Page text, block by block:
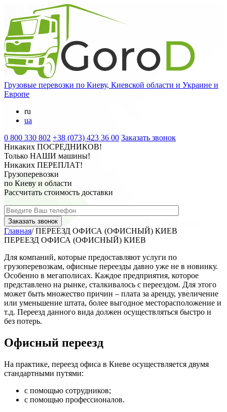
Грузовые перевозки по Киеву, Киевской области и Украине и
Европе
ru
ua
0 800 330 802 +38 (073) 423 36 00 Заказать звонок
Никаких ПОСРЕДНИКОВ!
Только НАШИ машины!
Никаких ПЕРЕПЛАТ!
Грузоперевозки
по Киеву и области
Рассчитать стоимость доставки
Главная/ ПЕРЕЕЗД ОФИСА (ОФИСНЫЙ) КИЕВ
ПЕРЕЕЗД ОФИСА (ОФИСНЫЙ) КИЕВ
Для компаний, которые предоставляют услуги по
грузоперевозкам, офисные переезды давно уже не в новинку.
Особенно в мегаполисах. Каждое предприятия, которое
представлено на рынке, сталкивалось с переездом. Для этого
может быть множество причин – плата за аренду, увеличение
или уменьшение штата, более выгодное месторасположение и
т.д. Переезд данного вида должен осуществляться быстро и
без потерь.
Офисный переезд
На практике, переезд офиса в Киеве осуществляется двумя
стандартными путями:
с помощью сотрудников;
с помощью профессионалов.